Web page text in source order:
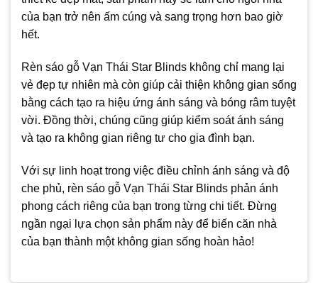
của bạn trở nên ấm cúng và sang trọng hơn bao giờ
hết.
Rèn sáo gỗ Vạn Thái Star Blinds không chỉ mang lại
vẻ đẹp tự nhiên mà còn giúp cải thiện không gian sống
bằng cách tạo ra hiệu ứng ánh sáng và bóng râm tuyệt
vời. Đồng thời, chúng cũng giúp kiểm soát ánh sáng
và tạo ra không gian riêng tư cho gia đình bạn.
Với sự linh hoạt trong việc điều chỉnh ánh sáng và độ
che phủ, rèn sáo gỗ Vạn Thái Star Blinds phản ánh
phong cách riêng của bạn trong từng chi tiết. Đừng
ngần ngại lựa chọn sản phẩm này để biến căn nhà
của bạn thành một không gian sống hoàn hảo!